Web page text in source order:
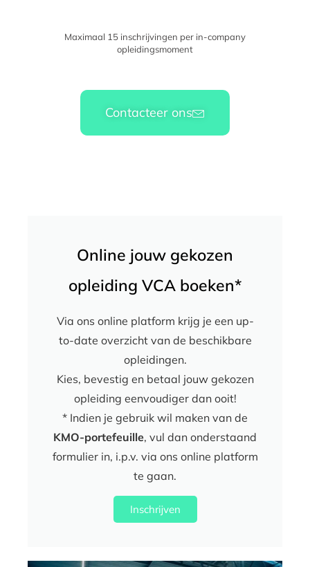
Maximaal 15 inschrijvingen per in-company
opleidingsmoment
Contacteer ons
Online jouw gekozen
opleiding VCA boeken*
Via ons online platform krijg je een up-
to-date overzicht van de beschikbare
opleidingen.
Kies, bevestig en betaal jouw gekozen
opleiding eenvoudiger dan ooit!
* Indien je gebruik wil maken van de
KMO-portefeuille, vul dan onderstaand
formulier in, i.p.v. via ons online platform
te gaan.
Inschrijven